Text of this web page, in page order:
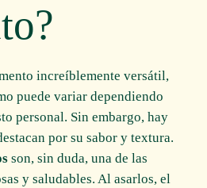
increíblemente versátil,
puede variar dependiendo
personal. Sin embargo, hay
por su sabor y textura.
son, sin duda, una de las
y saludables. Al asarlos, el